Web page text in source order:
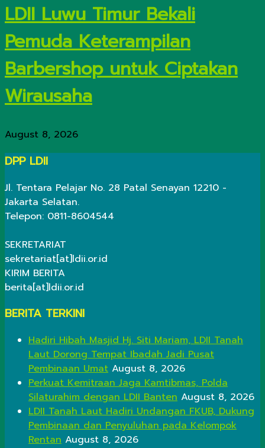
LDII Luwu Timur Bekali
Pemuda Keterampilan
Barbershop untuk Ciptakan
Wirausaha
August 8, 2026
DPP LDII
Jl. Tentara Pelajar No. 28 Patal Senayan 12210 -
Jakarta Selatan.
Telepon: 0811-8604544
SEKRETARIAT
sekretariat[at]ldii.or.id
KIRIM BERITA
berita[at]ldii.or.id
BERITA TERKINI
Hadiri Hibah Masjid Hj. Siti Mariam, LDII Tanah
Laut Dorong Tempat Ibadah Jadi Pusat
Pembinaan Umat August 8, 2026
Perkuat Kemitraan Jaga Kamtibmas, Polda
Silaturahim dengan LDII Banten August 8, 2026
LDII Tanah Laut Hadiri Undangan FKUB, Dukung
Pembinaan dan Penyuluhan pada Kelompok
Rentan August 8, 2026